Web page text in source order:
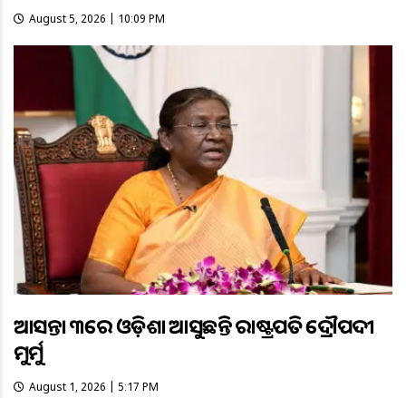
August 5, 2026 | 10:09 PM
ଆସନ୍ତା ୩ରେ ଓଡ଼ିଶା ଆସୁଛନ୍ତି ରାଷ୍ଟ୍ରପତି ଦ୍ରୌପଦୀ
ମୁର୍ମୁ
August 1, 2026 | 5:17 PM